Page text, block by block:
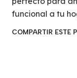
funcional a tu
COMPARTIR ESTE